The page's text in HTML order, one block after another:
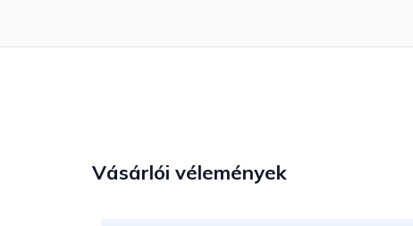
Vásárlói vélemények